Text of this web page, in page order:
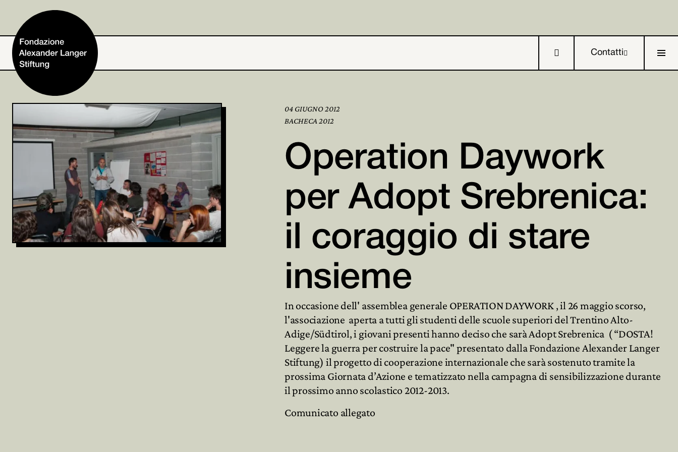
Fondazione
Attività e progetti
Alexander Langer
 Contatti
04 GIUGNO 2012
BACHECA 2012
Operation Daywork
per Adopt Srebrenica:
il coraggio di stare
insieme
In occasione dell' assemblea generale OPERATION DAYWORK , il 26 maggio scorso,
l'associazione aperta a tutti gli studenti delle scuole superiori del Trentino Alto-
Adige/Südtirol, i giovani presenti hanno deciso che sarà Adopt Srebrenica ( “DOSTA!
Leggere la guerra per costruire la pace" presentato dalla Fondazione Alexander Langer
Stiftung) il progetto di cooperazione internazionale che sarà sostenuto tramite la
prossima Giornata d’Azione e tematizzato nella campagna di sensibilizzazione durante
il prossimo anno scolastico 2012-2013.
Comunicato allegato